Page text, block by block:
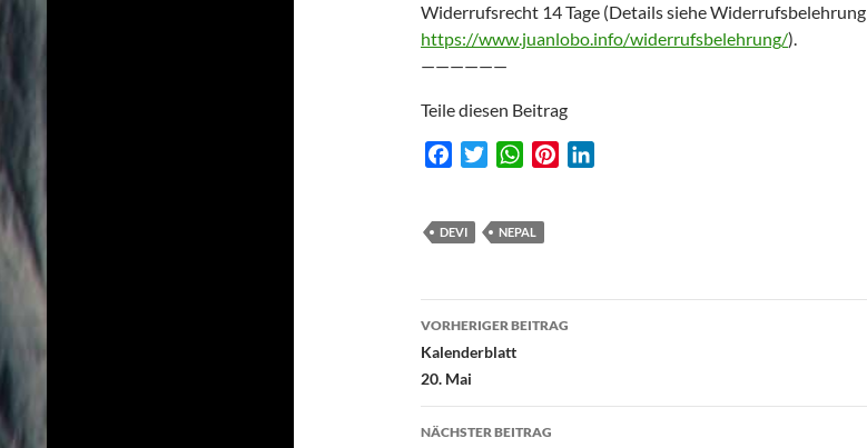
Widerrufsrecht 14 Tage (Details siehe Widerrufsbelehrung
https://www.juanlobo.info/widerrufsbelehrung/).
——————
Teile diesen Beitrag
e
t
W
t
DEVI NEPAL
Beitragsnavigation
VORHERIGER BEITRAG
Kalenderblatt
20. Mai
NÄCHSTER BEITRAG